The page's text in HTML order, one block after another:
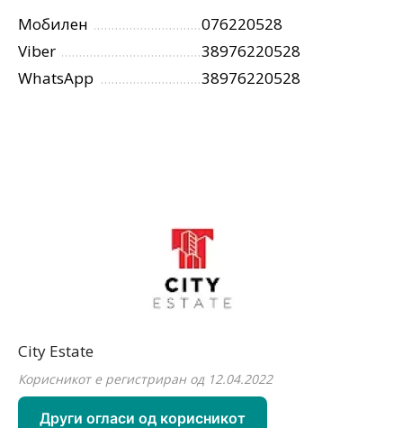
Мобилен
076220528
Viber
38976220528
WhatsApp
38976220528
City Estate
Корисникот е регистриран од 12.04.2022
Други огласи од корисникот